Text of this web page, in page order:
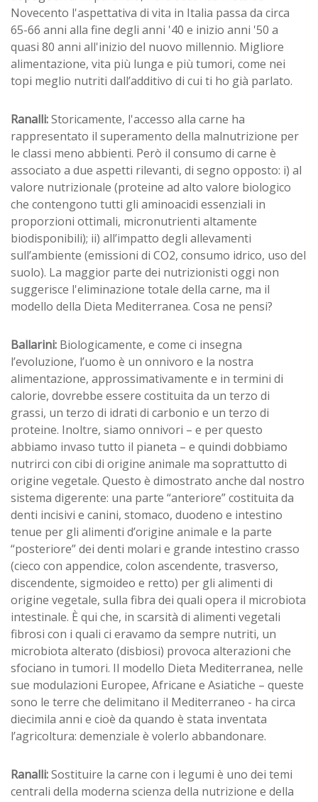
Novecento l'aspettativa di vita in Italia passa da circa
65-66 anni alla fine degli anni '40 e inizio anni '50 a
quasi 80 anni all'inizio del nuovo millennio. Migliore
alimentazione, vita più lunga e più tumori, come nei
topi meglio nutriti dall’additivo di cui ti ho già parlato.
Ranalli:Storicamente, l'accesso alla carne ha
rappresentato il superamento della malnutrizione per
le classi meno abbienti. Però il consumo di carne è
associato a due aspetti rilevanti, di segno opposto: i) al
valore nutrizionale (proteine ad alto valore biologico
che contengono tutti gli aminoacidi essenziali in
proporzioni ottimali, micronutrienti altamente
biodisponibili); ii) all’impatto degli allevamenti
sull’ambiente (emissioni di CO2, consumo idrico, uso del
suolo). La maggior parte dei nutrizionisti oggi non
suggerisce l'eliminazione totale della carne, ma il
modello della Dieta Mediterranea. Cosa ne pensi?
Ballarini: Biologicamente, e come ci insegna
l’evoluzione, l’uomo è un onnivoro e la nostra
alimentazione, approssimativamente e in termini di
calorie, dovrebbe essere costituita da un terzo di
grassi, un terzo di idrati di carbonio e un terzo di
proteine. Inoltre, siamo onnivori – e per questo
abbiamo invaso tutto il pianeta – e quindi dobbiamo
nutrirci con cibi di origine animale ma soprattutto di
origine vegetale. Questo è dimostrato anche dal nostro
sistema digerente: una parte “anteriore” costituita da
denti incisivi e canini, stomaco, duodeno e intestino
tenue per gli alimenti d’origine animale e la parte
“posteriore” dei denti molari e grande intestino crasso
(cieco con appendice, colon ascendente, trasverso,
discendente, sigmoideo e retto) per gli alimenti di
origine vegetale, sulla fibra dei quali opera il microbiota
intestinale. È qui che, in scarsità di alimenti vegetali
fibrosi con i quali ci eravamo da sempre nutriti, un
microbiota alterato (disbiosi) provoca alterazioni che
sfociano in tumori. Il modello Dieta Mediterranea, nelle
sue modulazioni Europee, Africane e Asiatiche – queste
sono le terre che delimitano il Mediterraneo - ha circa
diecimila anni e cioè da quando è stata inventata
l’agricoltura: demenziale è volerlo abbandonare.
Ranalli:Sostituire la carne con i legumi è uno dei temi
centrali della moderna scienza della nutrizione e della